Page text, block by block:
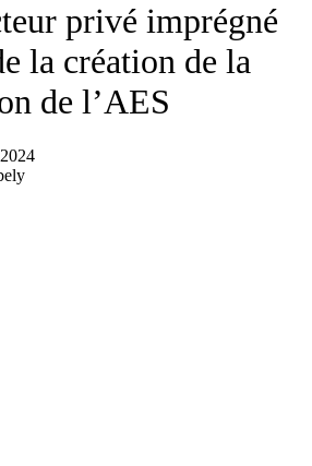
privé imprégné
la création de la
de l’AES